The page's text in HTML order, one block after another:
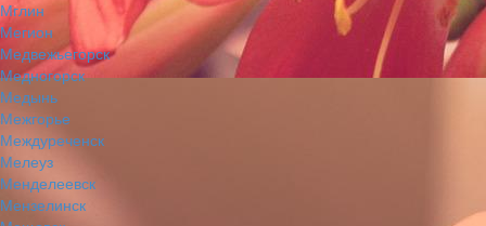
Мглин
Мегион
Медвежьегорск
Медногорск
Медынь
Межгорье
Междуреченск
Мелеуз
Менделеевск
Мензелинск